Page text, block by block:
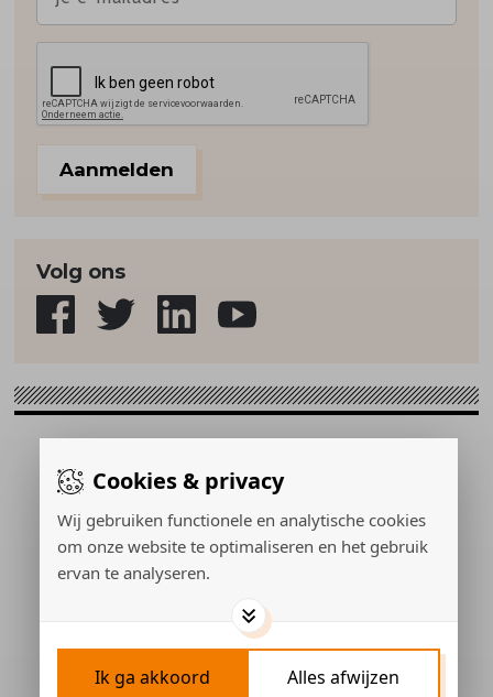
Cookies & privacy
Wij gebruiken functionele en analytische cookies
om onze website te optimaliseren en het gebruik
ervan te analyseren.
Ik ga akkoord Alles afwijzen
Aanmelden
Volg ons
Gerealiseerd door:
PRIVACY POLICY
COOKIES